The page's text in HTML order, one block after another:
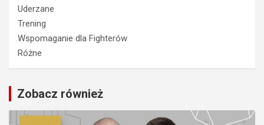
Uderzane
Trening
Wspomaganie dla Fighterów
Różne
Zobacz również